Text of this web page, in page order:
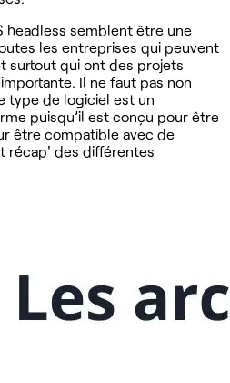
headless semblent être une
les entreprises qui peuvent
surtout qui ont des projets
Il ne faut pas non
type de logiciel est un
puisqu’il est conçu pour être
être compatible avec de
récap' des différentes